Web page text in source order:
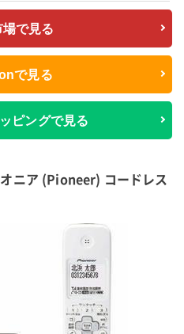
で見る
で見る
ピングで見る
ニア (Pioneer) コードレス